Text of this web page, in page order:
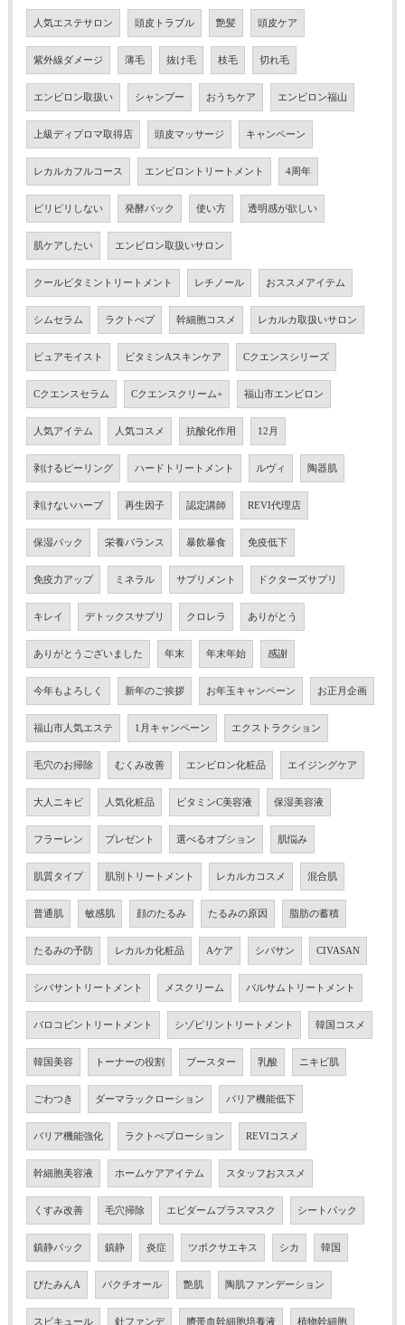
人気エステサロン 頭皮トラブル 艶髪 頭皮ケア
紫外線ダメージ 薄毛 抜け毛 枝毛 切れ毛
エンビロン取扱い シャンプー おうちケア エンビロン福山
上級ディプロマ取得店 頭皮マッサージ キャンペーン
レカルカフルコース エンビロントリートメント 4周年
ピリピリしない 発酵パック 使い方 透明感が欲しい
肌ケアしたい エンビロン取扱いサロン
クールビタミントリートメント レチノール おススメアイテム
シムセラム ラクトぺプ 幹細胞コスメ レカルカ取扱いサロン
ピュアモイスト ビタミンAスキンケア Cクエンスシリーズ
Cクエンスセラム Cクエンスクリーム+ 福山市エンビロン
人気アイテム 人気コスメ 抗酸化作用 12月
剥けるピーリング ハードトリートメント ルヴィ 陶器肌
剥けないハーブ 再生因子 認定講師 REVI代理店
保湿パック 栄養バランス 暴飲暴食 免疫低下
免疫力アップ ミネラル サプリメント ドクターズサプリ
キレイ デトックスサプリ クロレラ ありがとう
ありがとうございました 年末 年末年始 感謝
今年もよろしく 新年のご挨拶 お年玉キャンペーン お正月企画
福山市人気エステ 1月キャンペーン エクストラクション
毛穴のお掃除 むくみ改善 エンビロン化粧品 エイジングケア
大人ニキビ 人気化粧品 ビタミンC美容液 保湿美容液
フラーレン プレゼント 選べるオプション 肌悩み
肌質タイプ 肌別トリートメント レカルカコスメ 混合肌
普通肌 敏感肌 顔のたるみ たるみの原因 脂肪の蓄積
たるみの予防 レカルカ化粧品 Aケア シバサン CIVASAN
シバサントリートメント メスクリーム バルサムトリートメント
バロコビントリートメント シゾピリントリートメント 韓国コスメ
韓国美容 トーナーの役割 ブースター 乳酸 ニキビ肌
ごわつき ダーマラックローション バリア機能低下
バリア機能強化 ラクトぺプローション REVIコスメ
幹細胞美容液 ホームケアアイテム スタッフおススメ
くすみ改善 毛穴掃除 エピダームプラスマスク シートパック
鎮静パック 鎮静 炎症 ツボクサエキス シカ 韓国
びたみんA バクチオール 艶肌 陶肌ファンデーション
スピキュール 針ファンデ 臍帯血幹細胞培養液 植物幹細胞